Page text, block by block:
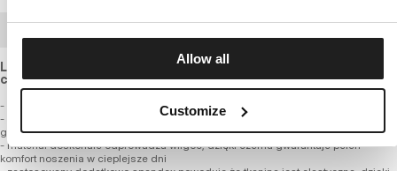
Allow all
Customize
Lekko elastyczna bluza o standardowym kroju, z lekkiej, nieco
cieńszej i oddychającej tkaniny bawełnianej.
- wygodny regularny fason
- bluza wykonana z wysokogatunkowej, miękkiej, cieńszej tkaniny typu Tricot o
gramaturze 280 g/m2
- materiał doskonale odprowadza wilgoć, dzięki czemu gwarantuje pełen
komfort noszenia w cieplejsze dni